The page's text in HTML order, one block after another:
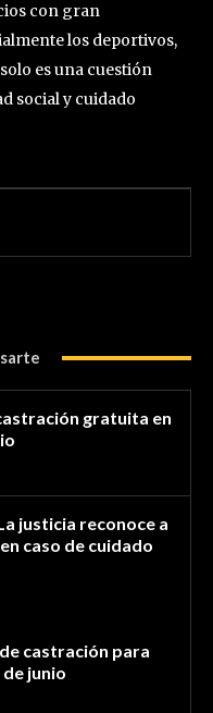
con gran
los deportivos,
es una cuestión
social y cuidado
gratuita en
justicia reconoce a
caso de cuidado
castración para
junio